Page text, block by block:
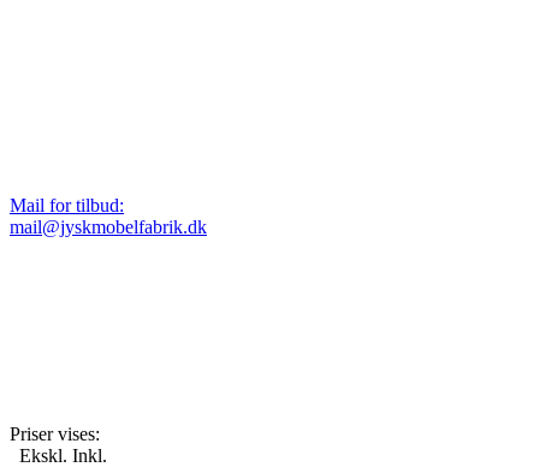
Mail for tilbud:
mail@jyskmobelfabrik.dk
Priser vises:
Ekskl. Inkl.